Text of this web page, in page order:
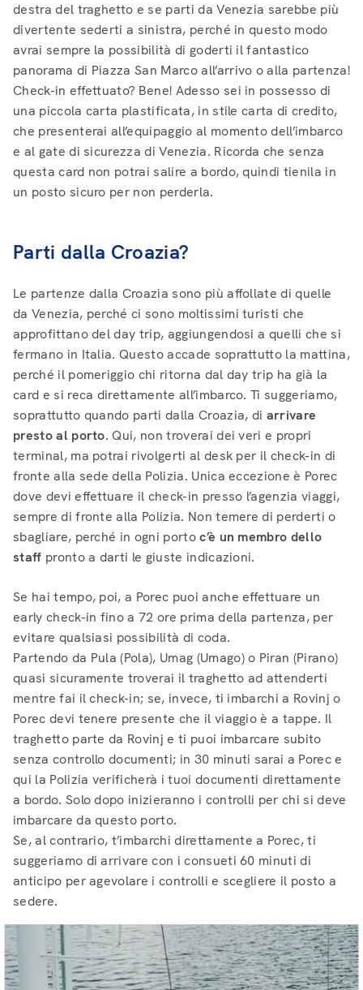
destra del traghetto e se parti da Venezia sarebbe più
divertente sederti a sinistra, perché in questo modo
avrai sempre la possibilità di goderti il fantastico
panorama di Piazza San Marco all’arrivo o alla partenza!
Check-in effettuato? Bene! Adesso sei in possesso di
una piccola carta plastificata, in stile carta di credito,
che presenterai all’equipaggio al momento dell’imbarco
e al gate di sicurezza di Venezia. Ricorda che senza
questa card non potrai salire a bordo, quindi tienila in
un posto sicuro per non perderla.
Parti dalla Croazia?
Le partenze dalla Croazia sono più affollate di quelle
da Venezia, perché ci sono moltissimi turisti che
approfittano del day trip, aggiungendosi a quelli che si
fermano in Italia. Questo accade soprattutto la mattina,
perché il pomeriggio chi ritorna dal day trip ha già la
card e si reca direttamente all’imbarco. Ti suggeriamo,
soprattutto quando parti dalla Croazia, di arrivare
presto al porto. Qui, non troverai dei veri e propri
terminal, ma potrai rivolgerti al desk per il check-in di
fronte alla sede della Polizia. Unica eccezione è Porec
dove devi effettuare il check-in presso l’agenzia viaggi,
sempre di fronte alla Polizia. Non temere di perderti o
sbagliare, perché in ogni portoc’è un membro dello
staff pronto a darti le giuste indicazioni.
Se hai tempo, poi, a Porec puoi anche effettuare un
early check-in fino a 72 ore prima della partenza, per
evitare qualsiasi possibilità di coda.
Partendo da Pula (Pola), Umag (Umago) o Piran (Pirano)
quasi sicuramente troverai il traghetto ad attenderti
mentre fai il check-in; se, invece, ti imbarchi a Rovinj o
Porec devi tenere presente che il viaggio è a tappe. Il
traghetto parte da Rovinj e ti puoi imbarcare subito
senza controllo documenti; in 30 minuti sarai a Porec e
qui la Polizia verificherà i tuoi documenti direttamente
a bordo. Solo dopo inizieranno i controlli per chi si deve
imbarcare da questo porto.
Se, al contrario, t’imbarchi direttamente a Porec, ti
suggeriamo di arrivare con i consueti 60 minuti di
anticipo per agevolare i controlli e scegliere il posto a
sedere.